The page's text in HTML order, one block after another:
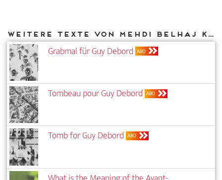
Weitere Texte von Mehdi Belhaj Kacem bei DIAPHANES
Grabmal für Guy Debord ABO
Tombeau pour Guy Debord ABO
Tomb for Guy Debord ABO